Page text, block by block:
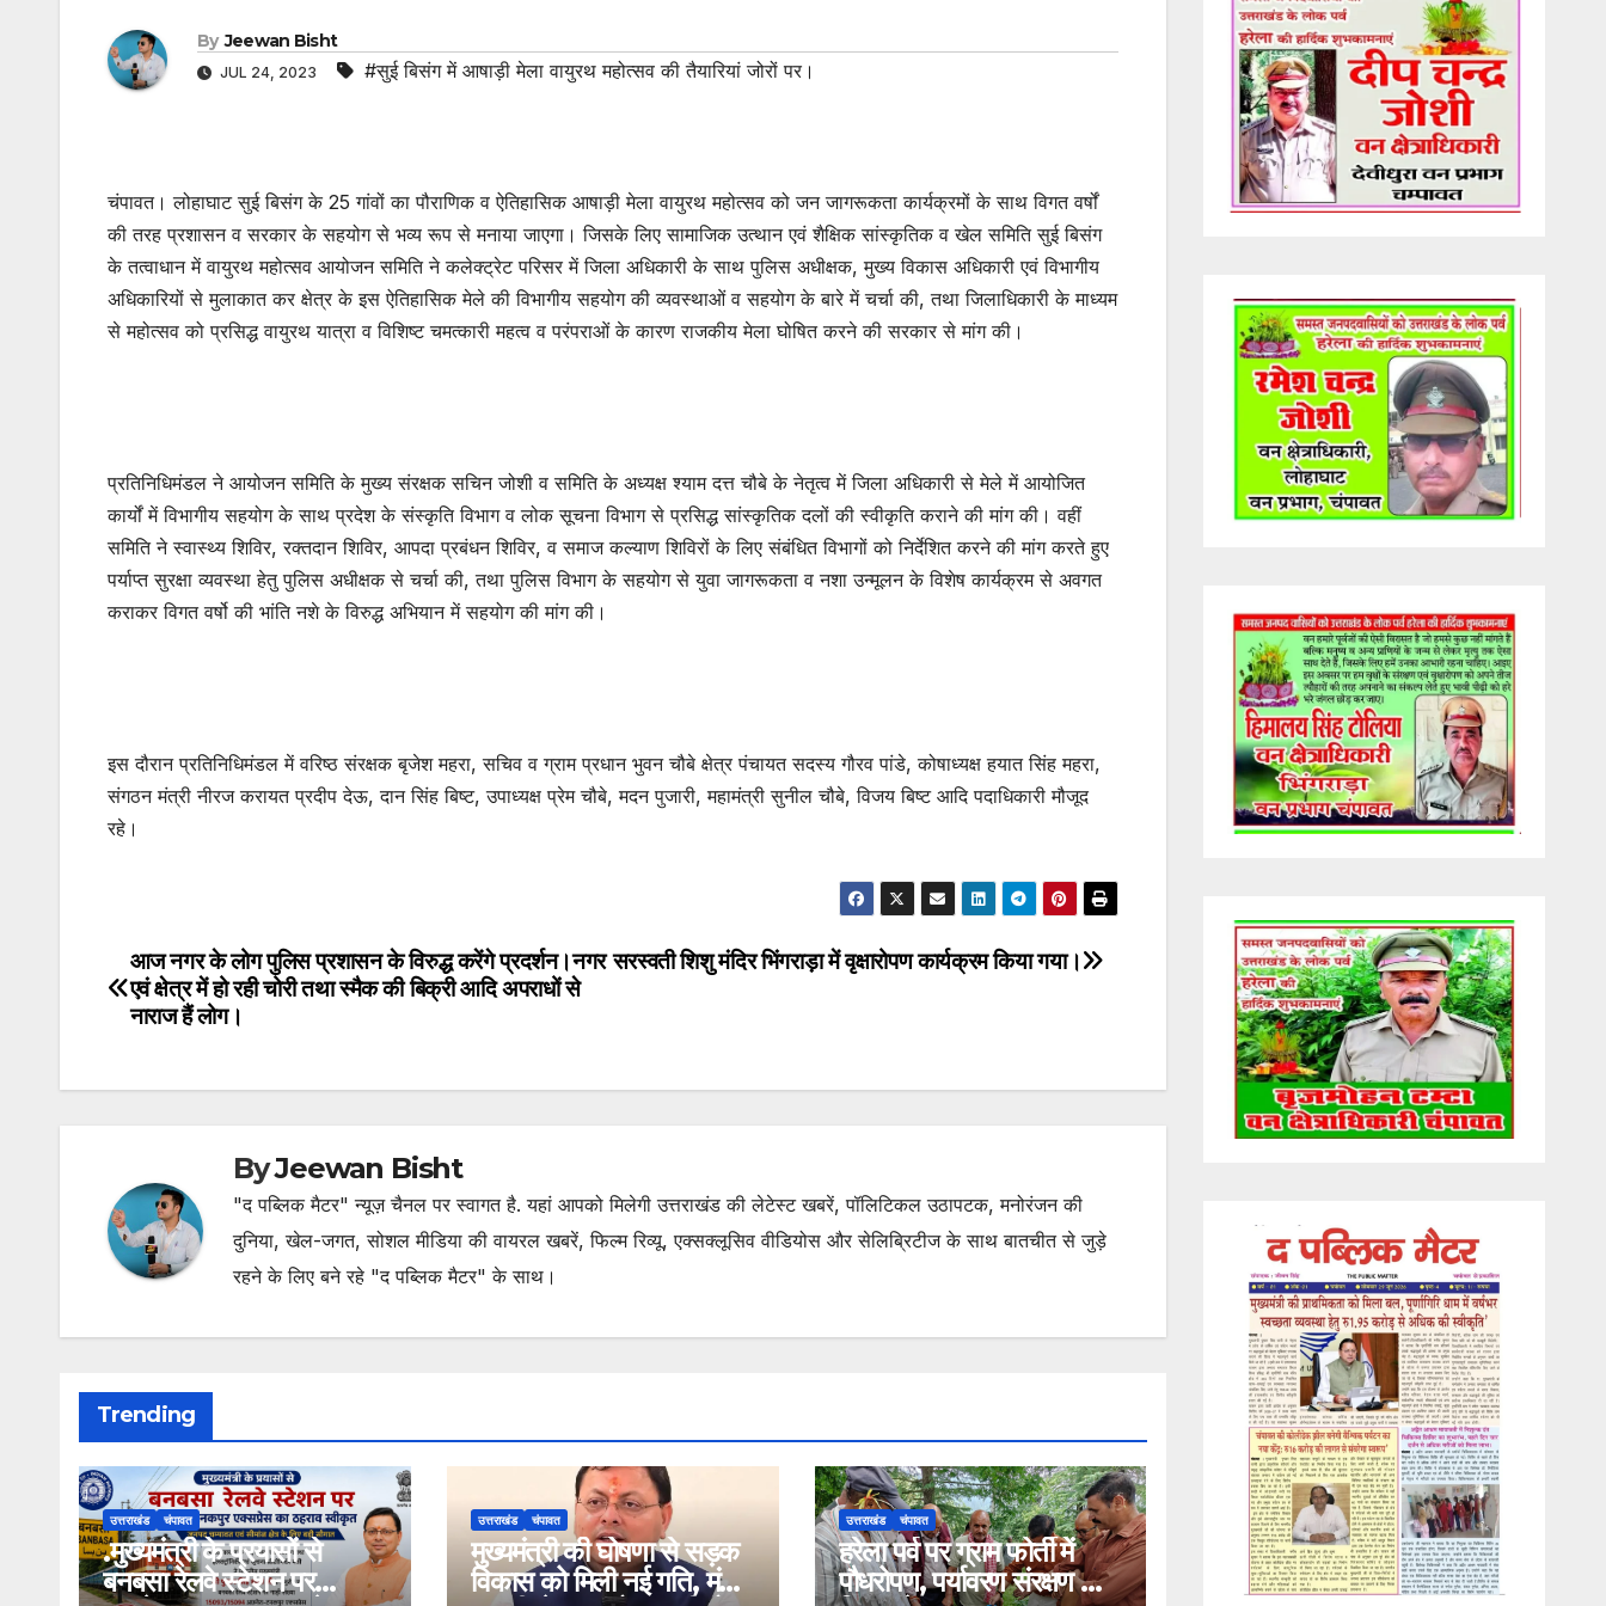
By Jeewan Bisht
JUL 24, 2023 #सुई बिसंग में आषाड़ी मेला वायुरथ महोत्सव की तैयारियां जोरों पर।
चंपावत। लोहाघाट सुई बिसंग के 25 गांवों का पौराणिक व ऐतिहासिक आषाड़ी मेला वायुरथ महोत्सव को जन जागरूकता कार्यक्रमों के साथ विगत वर्षों
की तरह प्रशासन व सरकार के सहयोग से भव्य रूप से मनाया जाएगा। जिसके लिए सामाजिक उत्थान एवं शैक्षिक सांस्कृतिक व खेल समिति सुई बिसंग
के तत्वाधान में वायुरथ महोत्सव आयोजन समिति ने कलेक्ट्रेट परिसर में जिला अधिकारी के साथ पुलिस अधीक्षक, मुख्य विकास अधिकारी एवं विभागीय
अधिकारियों से मुलाकात कर क्षेत्र के इस ऐतिहासिक मेले की विभागीय सहयोग की व्यवस्थाओं व सहयोग के बारे में चर्चा की, तथा जिलाधिकारी के माध्यम
से महोत्सव को प्रसिद्ध वायुरथ यात्रा व विशिष्ट चमत्कारी महत्व व परंपराओं के कारण राजकीय मेला घोषित करने की सरकार से मांग की।
प्रतिनिधिमंडल ने आयोजन समिति के मुख्य संरक्षक सचिन जोशी व समिति के अध्यक्ष श्याम दत्त चौबे के नेतृत्व में जिला अधिकारी से मेले में आयोजित
कार्यों में विभागीय सहयोग के साथ प्रदेश के संस्कृति विभाग व लोक सूचना विभाग से प्रसिद्ध सांस्कृतिक दलों की स्वीकृति कराने की मांग की। वहीं
समिति ने स्वास्थ्य शिविर, रक्तदान शिविर, आपदा प्रबंधन शिविर, व समाज कल्याण शिविरों के लिए संबंधित विभागों को निर्देशित करने की मांग करते हुए
पर्याप्त सुरक्षा व्यवस्था हेतु पुलिस अधीक्षक से चर्चा की, तथा पुलिस विभाग के सहयोग से युवा जागरूकता व नशा उन्मूलन के विशेष कार्यक्रम से अवगत
कराकर विगत वर्षो की भांति नशे के विरुद्ध अभियान में सहयोग की मांग की।
इस दौरान प्रतिनिधिमंडल में वरिष्ठ संरक्षक बृजेश महरा, सचिव व ग्राम प्रधान भुवन चौबे क्षेत्र पंचायत सदस्य गौरव पांडे, कोषाध्यक्ष हयात सिंह महरा,
संगठन मंत्री नीरज करायत प्रदीप देऊ, दान सिंह बिष्ट, उपाध्यक्ष प्रेम चौबे, मदन पुजारी, महामंत्री सुनील चौबे, विजय बिष्ट आदि पदाधिकारी मौजूद
रहे।
Post
navigation
सरस्वती शिशु मंदिर भिंगराड़ा में वृक्षारोपण कार्यक्रम किया गया।
आज नगर के लोग पुलिस प्रशासन के विरुद्ध करेंगे प्रदर्शन।नगर
एवं क्षेत्र में हो रही चोरी तथा स्मैक की बिक्री आदि अपराधों से
नाराज हैं लोग।
ByJeewan Bisht
"द पब्लिक मैटर" न्यूज़ चैनल पर स्वागत है. यहां आपको मिलेगी उत्तराखंड की लेटेस्ट खबरें, पॉलिटिकल उठापटक, मनोरंजन की
दुनिया, खेल-जगत, सोशल मीडिया की वायरल खबरें, फिल्म रिव्यू, एक्सक्लूसिव वीडियोस और सेलिब्रिटीज के साथ बातचीत से जुड़े
रहने के लिए बने रहे "द पब्लिक मैटर" के साथ।
Trending
उत्तराखंड चंपावत
.मुख्यमंत्री के प्रयासों से
बनबसा रेलवे स्टेशन पर
उत्तराखंड चंपावत
मुख्यमंत्री की घोषणा से सड़क
विकास को मिली नई गति, मंच-
उत्तराखंड चंपावत
हरेला पर्व पर ग्राम फोर्ती में
पौधरोपण, पर्यावरण संरक्षण का